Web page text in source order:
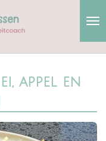
appel en